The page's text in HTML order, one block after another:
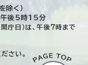
除く）
後5時15分
庁日）は、午後7時まで
さい。